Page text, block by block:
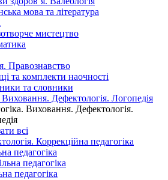
мова та література
мистецтво
Правознавство
та комплекти наочності
та словники
Виховання. Дефектологія. Логопедія
Виховання. Дефектологія.
всі
Коррекційна педагогіка
педагогіка
педагогіка
педагогіка